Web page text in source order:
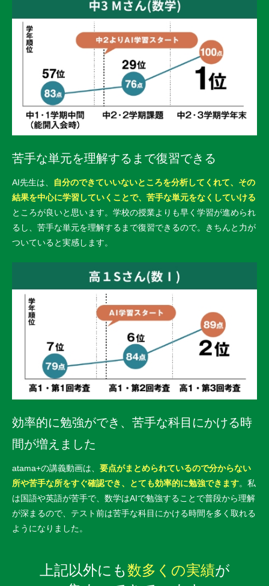
苦手な単元を理解するまで復習できる
AI先生は、
自分のできていいないところを分析してくれて、その
結果を中心に学習していくことで、苦手な単元をなくしていける
ところが良いと思います。学校の授業よりも早く学習が進められ
るし、苦手な単元を理解するまで復習できるので。きちんと力が
ついていると実感します。
効率的に勉強ができ、苦手な科目にかける時
間が増えました
atama+の講義動画は、 要点がまとめられているので分からない
所や苦手な所をすぐ確認でき、とても効率的に勉強できます。私
は国語や英語が苦手で、数学はAIで勉強することで普段から理解
が深まるので、テスト前は苦手な科目にかける時間を多く取れる
ようになりました。
上記以外にも数多くの実績が